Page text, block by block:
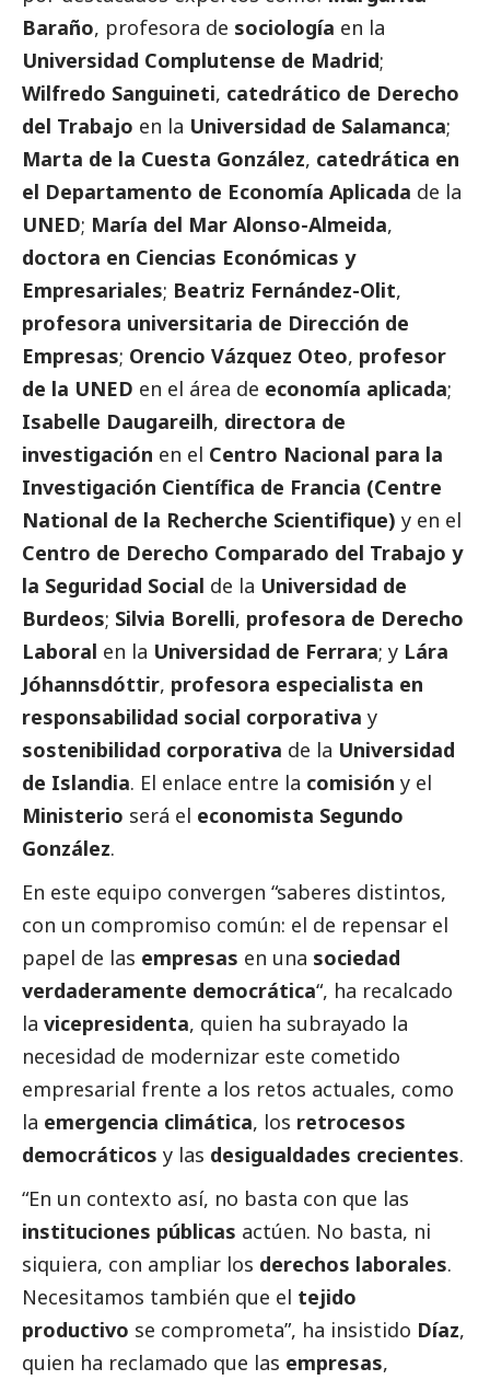
Baraño, profesora de sociología en la
Universidad Complutense de Madrid;
Wilfredo Sanguineti, catedrático de Derecho
del Trabajo en la Universidad de Salamanca;
Marta de la Cuesta González, catedrática en
el Departamento de Economía Aplicada de la
UNED; María del Mar Alonso-Almeida,
doctora en Ciencias Económicas y
Empresariales; Beatriz Fernández-Olit,
profesora universitaria de Dirección de
Empresas; Orencio Vázquez Oteo, profesor
de la UNED en el área de economía aplicada;
Isabelle Daugareilh, directora de
investigación en el Centro Nacional para la
Investigación Científica de Francia (Centre
National de la Recherche Scientifique) y en el
Centro de Derecho Comparado del Trabajo y
la Seguridad Social de la Universidad de
Burdeos; Silvia Borelli, profesora de Derecho
Laboral en la Universidad de Ferrara; y Lára
Jóhannsdóttir, profesora especialista en
responsabilidad social corporativa y
sostenibilidad corporativa de la Universidad
de Islandia. El enlace entre la comisión y el
Ministerio será el economista Segundo
González.
En este equipo convergen “saberes distintos,
con un compromiso común: el de repensar el
papel de las empresas en una sociedad
verdaderamente democrática“, ha recalcado
la vicepresidenta, quien ha subrayado la
necesidad de modernizar este cometido
empresarial frente a los retos actuales, como
la emergencia climática, los retrocesos
democráticos y las desigualdades crecientes.
“En un contexto así, no basta con que las
instituciones públicas actúen. No basta, ni
siquiera, con ampliar los derechos laborales.
Necesitamos también que el tejido
productivo se comprometa”, ha insistido Díaz,
quien ha reclamado que las empresas,